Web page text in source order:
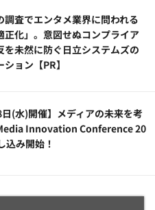
調査でエンタメ業界に問われる
正化」。意図せぬコンプライア
を未然に防ぐ日立システムズの
ョン​【PR】
日(水)開催】メディアの未来を考
Innovation Conference 20
込み開始！